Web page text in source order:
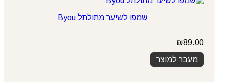
שמפו לשיער מתולתל Byou
₪89.00
מעבר למוצר